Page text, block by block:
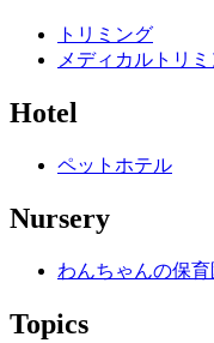
トリミング
メディカルトリ
Hotel
ペットホテル
Nursery
わんちゃんの保育
Topics